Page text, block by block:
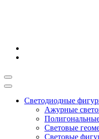
Светодиодные
Ажурные
Световые
Световые